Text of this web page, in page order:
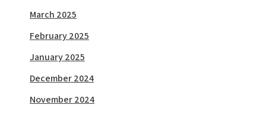
March 2025
February 2025
January 2025
December 2024
November 2024